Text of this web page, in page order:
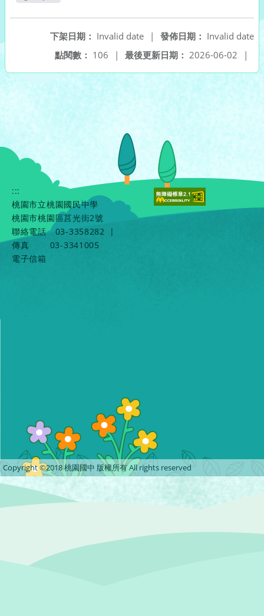
發佈日期： Invalid date
下架日期： Invalid date
|
最後更新日期： 2026-06-02 |
點閱數： 106 |
:::
桃園市立桃園國民中學
桃園市桃園區莒光街2號
聯絡電話
03-3358282
|
傳真
03-3341005
電子信箱
Copyright ©2018 桃園國中 版權所有 All rights reserved